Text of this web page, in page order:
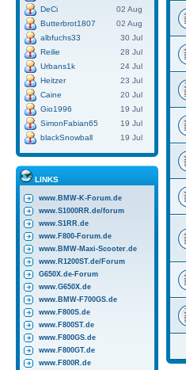
DeCi
02 Aug
Butterbrot1807
02 Aug
albfuchs33
30 Jul
Reilie
28 Jul
Urbans1k
24 Jul
Heitzer
23 Jul
Caine
20 Jul
Gio1996
19 Jul
SimonFabian65
19 Jul
blackSnowball
19 Jul
LINKS
www.BMW-K-Forum.de
www.S1000RR.de/forum
www.S1RR.de
www.F800-Forum.de
www.BMW-Maxi-Scooter.de
www.R1200ST.de/Forum
G650X.de-Forum
www.G650X.de
www.BMW-F700GS.de
www.F800S.de
www.F800ST.de
www.F800GS.de
www.F800GT.de
www.F800R.de